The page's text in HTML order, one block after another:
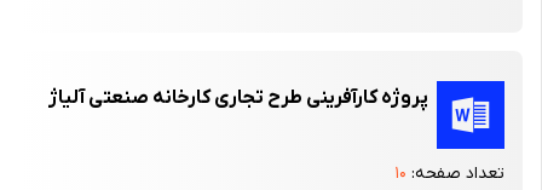
ضمن گودبرداری سطح شیبداری در کنار گود برای کامیون و غیره ایجاد
می گردد که بعد از اتمام کار این قسمت بوسیله کارگر برداشته می شود
پروژه کارآفرینی طرح تجاری کارخانه صنعتی آلیاژ
تعداد صفحه: ۱۰